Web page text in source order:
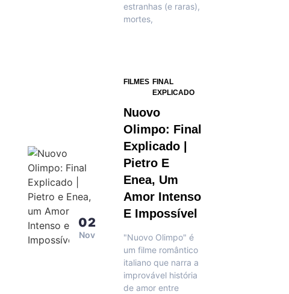
estranhas (e raras),
mortes,
02
Nov
FILMES FINAL
EXPLICADO
Nuovo
Olimpo: Final
Explicado |
Pietro E
Enea, Um
Amor Intenso
E Impossível
"Nuovo Olimpo" é
um filme romântico
italiano que narra a
improvável história
de amor entre